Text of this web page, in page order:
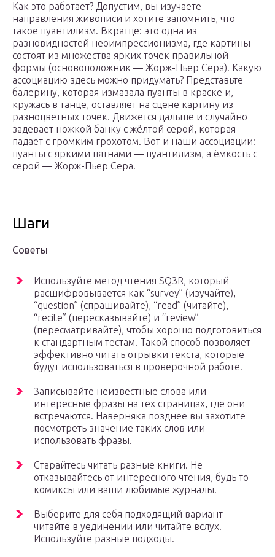
Как это работает? Допустим, вы изучаете
направления живописи и хотите запомнить, что
такое пуантилизм. Вкратце: это одна из
разновидностей неоимпрессионизма, где картины
состоят из множества ярких точек правильной
формы (основоположник — Жорж-Пьер Сера). Какую
ассоциацию здесь можно придумать? Представьте
балерину, которая измазала пуанты в краске и,
кружась в танце, оставляет на сцене картину из
разноцветных точек. Движется дальше и случайно
задевает ножкой банку с жёлтой серой, которая
падает с громким грохотом. Вот и наши ассоциации:
пуанты с яркими пятнами — пуантилизм, а ёмкость с
серой — Жорж-Пьер Сера.
Шаги
Советы
Используйте метод чтения SQ3R, который
расшифровывается как “survey” (изучайте),
“question” (спрашивайте), “read” (читайте),
“recite” (пересказывайте) и “review”
(пересматривайте), чтобы хорошо подготовиться
к стандартным тестам. Такой способ позволяет
эффективно читать отрывки текста, которые
будут использоваться в проверочной работе.
Записывайте неизвестные слова или
интересные фразы на тех страницах, где они
встречаются. Наверняка позднее вы захотите
посмотреть значение таких слов или
использовать фразы.
Старайтесь читать разные книги. Не
отказывайтесь от интересного чтения, будь то
комиксы или ваши любимые журналы.
Выберите для себя подходящий вариант —
читайте в уединении или читайте вслух.
Используйте разные подходы.